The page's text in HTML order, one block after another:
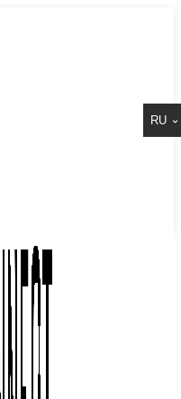
RU